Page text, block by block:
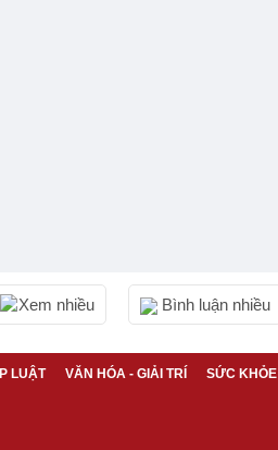
Xem nhiều Bình luận nhiều
LUẬT VĂN HÓA - GIẢI TRÍ SỨC KHỎE